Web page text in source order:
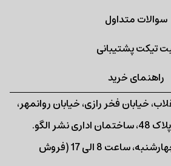
سوالات متداول
تیکت پشتیبانی
راهنمای خرید
خیابان فخر رازی، خیابان روانمهر،
الگو.
روزهای کاری: شنبه تا چهارشنبه، ساعت 8 الی 17 (فروش